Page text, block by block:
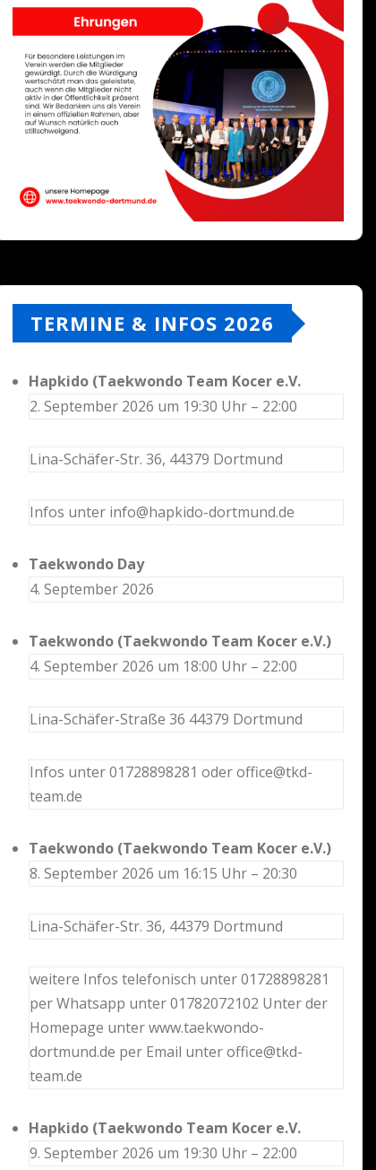
TERMINE & INFOS 2026
Hapkido (Taekwondo Team Kocer e.V.
2. September 2026 um 19:30 Uhr – 22:00
Lina-Schäfer-Str. 36, 44379 Dortmund
Infos unter info@hapkido-dortmund.de
Taekwondo Day
4. September 2026
Taekwondo (Taekwondo Team Kocer e.V.)
4. September 2026 um 18:00 Uhr – 22:00
Lina-Schäfer-Straße 36 44379 Dortmund
Infos unter 01728898281 oder office@tkd-
team.de
Taekwondo (Taekwondo Team Kocer e.V.)
8. September 2026 um 16:15 Uhr – 20:30
Lina-Schäfer-Str. 36, 44379 Dortmund
weitere Infos telefonisch unter 01728898281
per Whatsapp unter 01782072102 Unter der
Homepage unter www.taekwondo-
dortmund.de per Email unter office@tkd-
team.de
Hapkido (Taekwondo Team Kocer e.V.
9. September 2026 um 19:30 Uhr – 22:00